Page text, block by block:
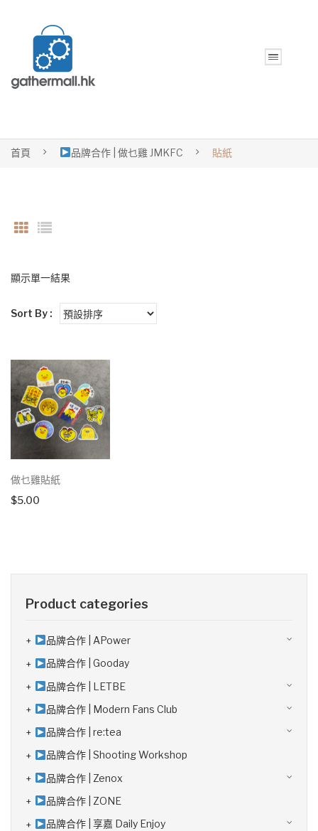
首頁 品牌合作 | 做乜雞 JMKFC 貼紙
顯示單一結果
Sort By :
做乜雞貼紙
$5.00
Product categories
品牌合作 | APower
品牌合作 | Gooday
品牌合作 | LETBE
品牌合作 | Modern Fans Club
品牌合作 | re:tea
品牌合作 | Shooting Workshop
品牌合作 | Zenox
品牌合作 | ZONE
品牌合作 | 享嘉 Daily Enjoy